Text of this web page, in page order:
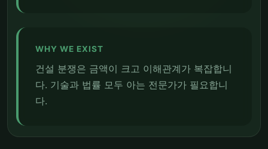
WHY WE EXIST
건설 분쟁은 금액이 크고 이해관계가 복잡합니
다. 기술과 법률 모두 아는 전문가가 필요합니
다.